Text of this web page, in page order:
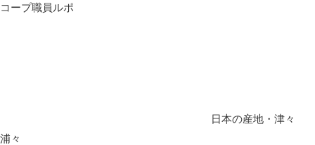
コープ職員ルポ
日本の産地・津々
浦々